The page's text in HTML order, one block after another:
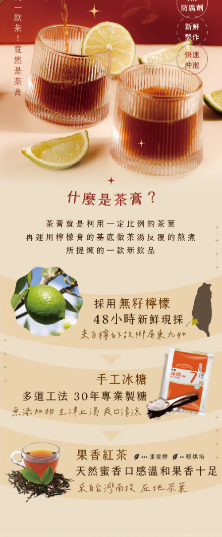
２．關於個人資料處理事宜，請瀏覽以下網址：
https://aftee.tw/terms/#terms3
３．未成年的使用者請事先徵得法定代理人或監護人之同意方可使用
「AFTEE先享後付」，若未經同意申辦者引起之損失，本公司不負相關責
任。
４．使用「AFTEE先享後付」時，將依據個別帳號之用戶狀況，依本公司即
時審查核予不同之上限額度；若仍有額度不足之情形，本公司將視審查結果
請求用戶進行身份認證。
５．嚴禁一人註冊多個帳號或使用他人資訊註冊。若發現惡意使用之情形，
恩沛科技股份有限公司將有權停止該用戶之使用額度並採取法律行動。